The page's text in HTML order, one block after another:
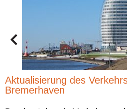
Aktualisierung des
Bremerhaven